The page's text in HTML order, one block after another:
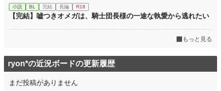
小説 BL 完結 長編 R18
【完結】嘘つきオメガは、騎士団長様の一途な執愛から逃れたい
もっと見る
ryon*の近況ボードの更新履歴
まだ投稿がありません